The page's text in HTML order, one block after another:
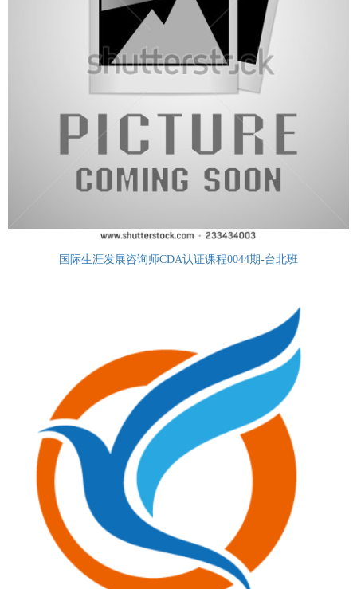
国际生涯发展咨询师CDA认证课程0044期-台北班